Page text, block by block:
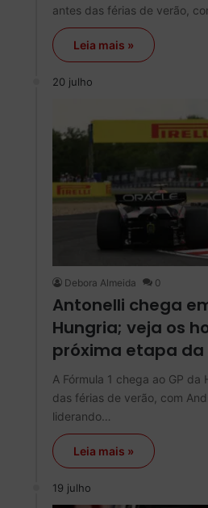
antes das férias de verão,
Leia mais »
20 julho
Debora Almeida 0
Antonelli chega
Hungria; veja os
próxima etapa da
A Fórmula 1 chega ao GP
das férias de verão, com
liderando…
Leia mais »
19 julho